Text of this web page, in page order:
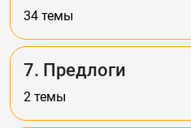
34 темы
7. Предлоги
2 темы